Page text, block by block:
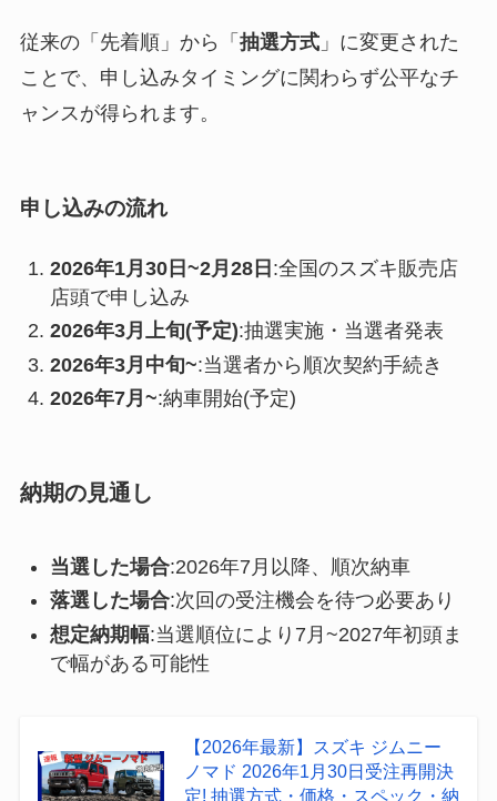
従来の「先着順」から「 抽選方式」に変更された
ことで、申し込みタイミングに関わらず公平なチ
ャンスが得られます。
申し込みの流れ
2026年1月30日~2月28日 :全国のスズキ販売店
店頭で申し込み
2026年3月上旬(予定):抽選実施・当選者発表
2026年3月中旬~:当選者から順次契約手続き
2026年7月~:納車開始(予定)
納期の見通し
当選した場合:2026年7月以降、順次納車
落選した場合:次回の受注機会を待つ必要あり
想定納期幅:当選順位により7月~2027年初頭ま
で幅がある可能性
【2026年最新】スズキ ジムニー
ノマド 2026年1月30日受注再開決
定! 抽選方式・価格・スペック・納